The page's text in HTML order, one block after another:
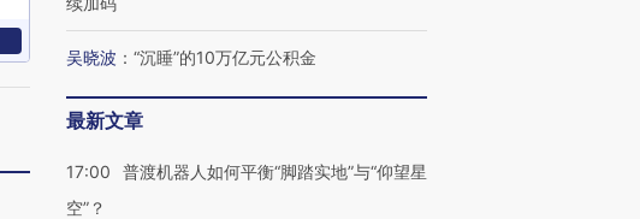
吴晓波 ： “沉睡”的10万亿元公积金
最新文章
17:00
普渡机器人如何平衡“脚踏实地”与“仰望星
空”？